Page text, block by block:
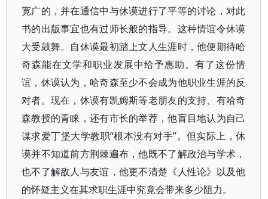
宽广的，并在通信中与休谟进行了平等的讨论，对此
书的出版事宜也有过师长般的指导。这种情谊令休谟
大受鼓舞。自休谟最初踏上文人生涯时，他便期待哈
奇森能在文学和职业发展中给予惠助。有了这份情
谊，休谟认为，哈奇森至少不会成为他职业生涯的反
对者。现在，休谟有凯姆斯等老朋友的支持、有哈奇
森教授的青睐，还有市长的举荐，他盲目地认为自己
谋求爱丁堡大学教职“根本没有对手”。但实际上，休
谟并不知道前方荆棘遍布，他既不了解政治与学术，
也不了解敌人与友谊，他更不清楚《人性论》以及他
的怀疑主义在其求职生涯中究竟会带来多少阻力。